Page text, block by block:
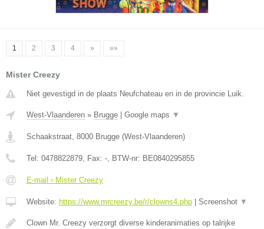
1 2 3 4 » »»
Mister Creezy
Niet gevestigd in de plaats Neufchateau en in de provincie Luik.
West-Vlaanderen » Brugge Google maps ▼
Schaakstraat, 8000 Brugge (West-Vlaanderen)
Tel: 0478822879, Fax: -, BTW-nr: BE0840295855
E-mail › Mister Creezy
Website: https://www.mrcreezy.be/r/clowns4.php Screenshot ▼
Clown Mr. Creezy verzorgt diverse kinderanimaties op talrijke